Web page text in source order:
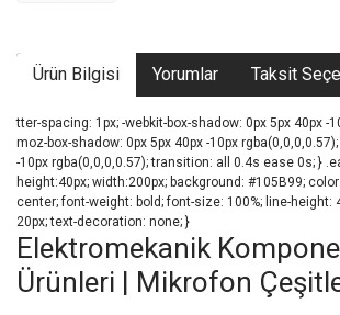
Ürün Bilgisi Yorumlar Taksit
tter-spacing: 1px; -webkit-box-shadow: 0px 5px 40px -
moz-box-shadow: 0px 5px 40px -10px
-10px rgba(0,0,0,0.57); transition: all 0.4s ease 0s; }
height:40px; width:200px; background: #105B99;
center; font-weight: bold; font-size: 100%; line-height:
20px; text-decoration: none; }
Elektromekanik
Ürünleri | Mikrofon